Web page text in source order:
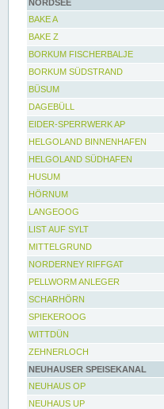
NORDSEE
BAKE A
BAKE Z
BORKUM FISCHERBALJE
BORKUM SÜDSTRAND
BÜSUM
DAGEBÜLL
EIDER-SPERRWERK AP
HELGOLAND BINNENHAFEN
HELGOLAND SÜDHAFEN
HUSUM
HÖRNUM
LANGEOOG
LIST AUF SYLT
MITTELGRUND
NORDERNEY RIFFGAT
PELLWORM ANLEGER
SCHARHÖRN
SPIEKEROOG
WITTDÜN
ZEHNERLOCH
NEUHAUSER SPEISEKANAL
NEUHAUS OP
NEUHAUS UP